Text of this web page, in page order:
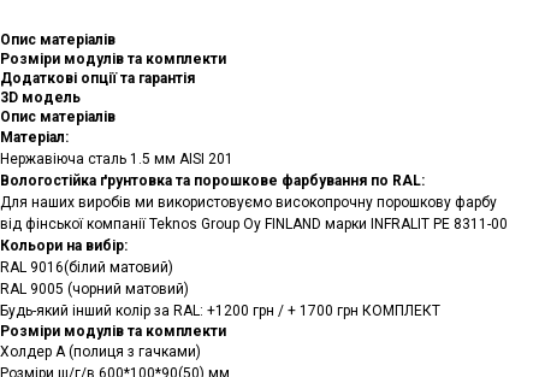
Опис матеріалів
Розміри модулів та комплекти
Додаткові опції та гарантія
3D модель
Опис матеріалів
Матеріал:
Нержавіюча сталь 1.5 мм AISI 201
Вологостійка ґрунтовка та порошкове фарбування по RAL:
Для наших виробів ми використовуємо високопрочну порошкову фарбу
від фінської компанії Teknos Group Oy FINLAND марки INFRALIT PE 8311-00
Кольори на вибір:
RAL 9016(білий матовий)
RAL 9005 (чорний матовий)
Будь-який інший колір за RAL: +1200 грн / + 1700 грн КОМПЛЕКТ
Розміри модулів та комплекти
Холдер А (полиця з гачками)